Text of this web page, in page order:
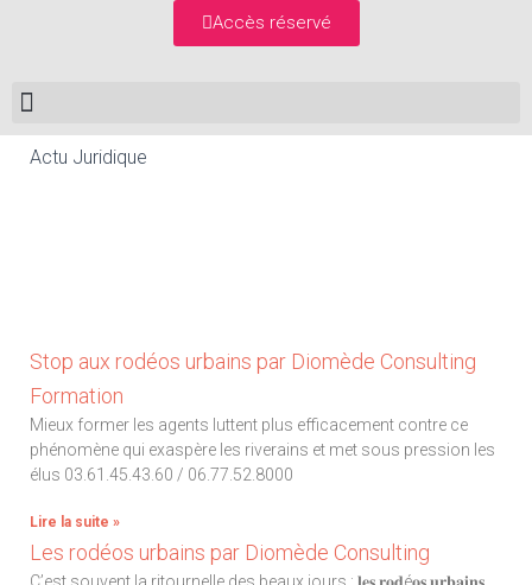
Accès réservé
Actu Juridique
Stop aux rodéos urbains par Diomède Consulting
Formation
Mieux former les agents luttent plus efficacement contre ce
phénomène qui exaspère les riverains et met sous pression les
élus 03.61.45.43.60 / 06.77.52.8000
Lire la suite »
Les rodéos urbains par Diomède Consulting